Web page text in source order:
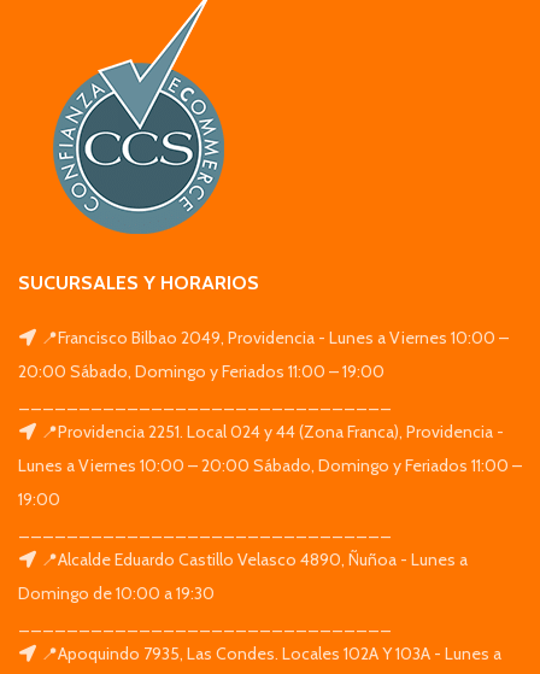
SUCURSALES Y HORARIOS
📍Francisco Bilbao 2049, Providencia - Lunes a Viernes 10:00 –
20:00 Sábado, Domingo y Feriados 11:00 – 19:00
📍Providencia 2251. Local 024 y 44 (Zona Franca), Providencia -
Lunes a Viernes 10:00 – 20:00 Sábado, Domingo y Feriados 11:00 –
19:00
📍Alcalde Eduardo Castillo Velasco 4890, Ñuñoa - Lunes a
Domingo de 10:00 a 19:30
📍Apoquindo 7935, Las Condes. Locales 102A Y 103A - Lunes a